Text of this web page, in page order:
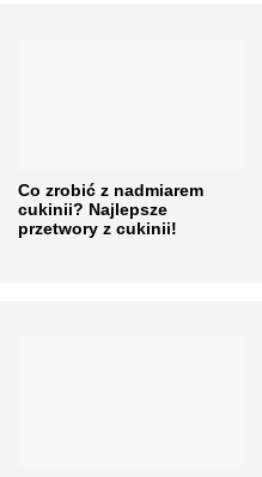
Co zrobić z nadmiarem
cukinii? Najlepsze
przetwory z cukinii!